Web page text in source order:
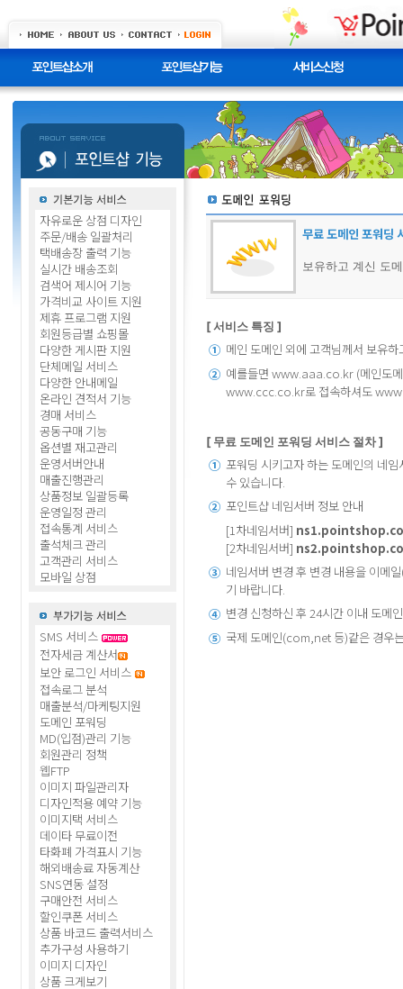
자유로운 상점 디자인
주문/배송 일괄처리
택배송장 출력 기능
실시간 배송조회
검색어 제시어 기능
가격비교 사이트 지원
제휴 프로그램 지원
회원등급별 쇼핑몰
다양한 게시판 지원
단체메일 서비스
다양한 안내메일
온라인 견적서 기능
경매 서비스
공동구매 기능
옵션별 재고관리
운영서버안내
매출진행관리
상품정보 일괄등록
운영일정 관리
접속통계 서비스
출석체크 관리
고객관리 서비스
모바일 상점
SMS 서비스
전자세금 계산서
보안 로그인 서비스
접속로그 분석
매출분석/마케팅지원
도메인 포워딩
MD(입점)관리 기능
회원관리 정책
웹FTP
이미지 파일관리자
디자인적용 예약 기능
이미지택 서비스
데이타 무료이전
타화폐 가격표시 기능
해외배송료 자동계산
SNS연동 설정
구매안전 서비스
할인쿠폰 서비스
상품 바코드 출력서비스
추가구성 사용하기
이미지 디자인
상품 크게보기
무료 도메인 포워딩
보유하고 계신 도
[ 서비스 특징 ]
① 메인 도메인 외에 고객님께서 보유
② 예를들면 www.aaa.co.kr (메인도
www.ccc.co.kr로 접속하셔도
[ 무료 도메인 포워딩 서비스 절차 ]
① 포워딩 시키고자 하는 도메인의 네
수 있습니다.
② 포인트샵 네임서버 정보 안내
[1차네임서버]
[2차네임서버]
③ 네임서버 변경 후 변경 내용을 이
기 바랍니다.
④ 변경 신청하신 후 24시간 이내 도메
⑤ 국제 도메인(com,net 등)같은 경우